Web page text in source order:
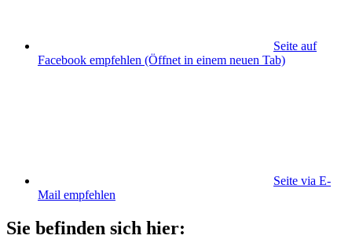
Seite auf
Facebook empfehlen (Öffnet in einem neuen Tab)
Seite via E-
Mail empfehlen
Sie befinden sich hier: